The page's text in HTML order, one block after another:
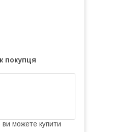
покупця
ви можете купити